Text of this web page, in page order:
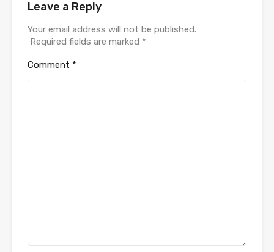
Leave a Reply
Your email address will not be published.
Required fields are marked *
Comment *